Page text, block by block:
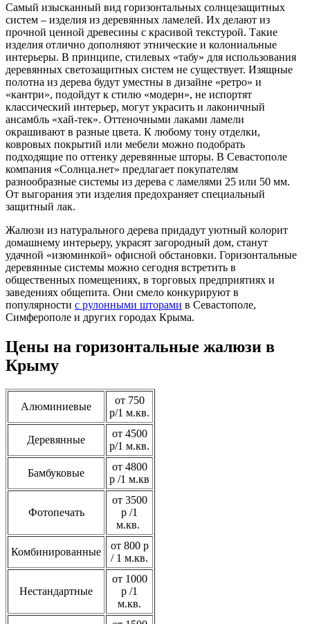
Самый изысканный вид горизонтальных солнцезащитных
систем – изделия из деревянных ламелей. Их делают из
прочной ценной древесины с красивой текстурой. Такие
изделия отлично дополняют этнические и колониальные
интерьеры. В принципе, стилевых «табу» для использования
деревянных светозащитных систем не существует. Изящные
полотна из дерева будут уместны в дизайне «ретро» и
«кантри», подойдут к стилю «модерн», не испортят
классический интерьер, могут украсить и лаконичный
ансамбль «хай-тек». Оттеночными лаками ламели
окрашивают в разные цвета. К любому тону отделки,
ковровых покрытий или мебели можно подобрать
подходящие по оттенку деревянные шторы. В Севастополе
компания «Солнца.нет» предлагает покупателям
разнообразные системы из дерева с ламелями 25 или 50 мм.
От выгорания эти изделия предохраняет специальный
защитный лак.
Жалюзи из натурального дерева придадут уютный колорит
домашнему интерьеру, украсят загородный дом, станут
удачной «изюминкой» офисной обстановки. Горизонтальные
деревянные системы можно сегодня встретить в
общественных помещениях, в торговых предприятиях и
заведениях общепита. Они смело конкурируют в
популярности с рулонными шторами в Севастополе,
Симферополе и других городах Крыма.
Цены на горизонтальные жалюзи в
Крыму
Алюминиевые
от 750
р/1 м.кв.
Деревянные
от 4500
р/1 м.кв.
Бамбуковые
от 4800
р /1 м.кв
Фотопечать
от 3500
р /1
м.кв.
Комбинированные
от 800 р
/ 1 м.кв.
Нестандартные
от 1000
р /1
м.кв.